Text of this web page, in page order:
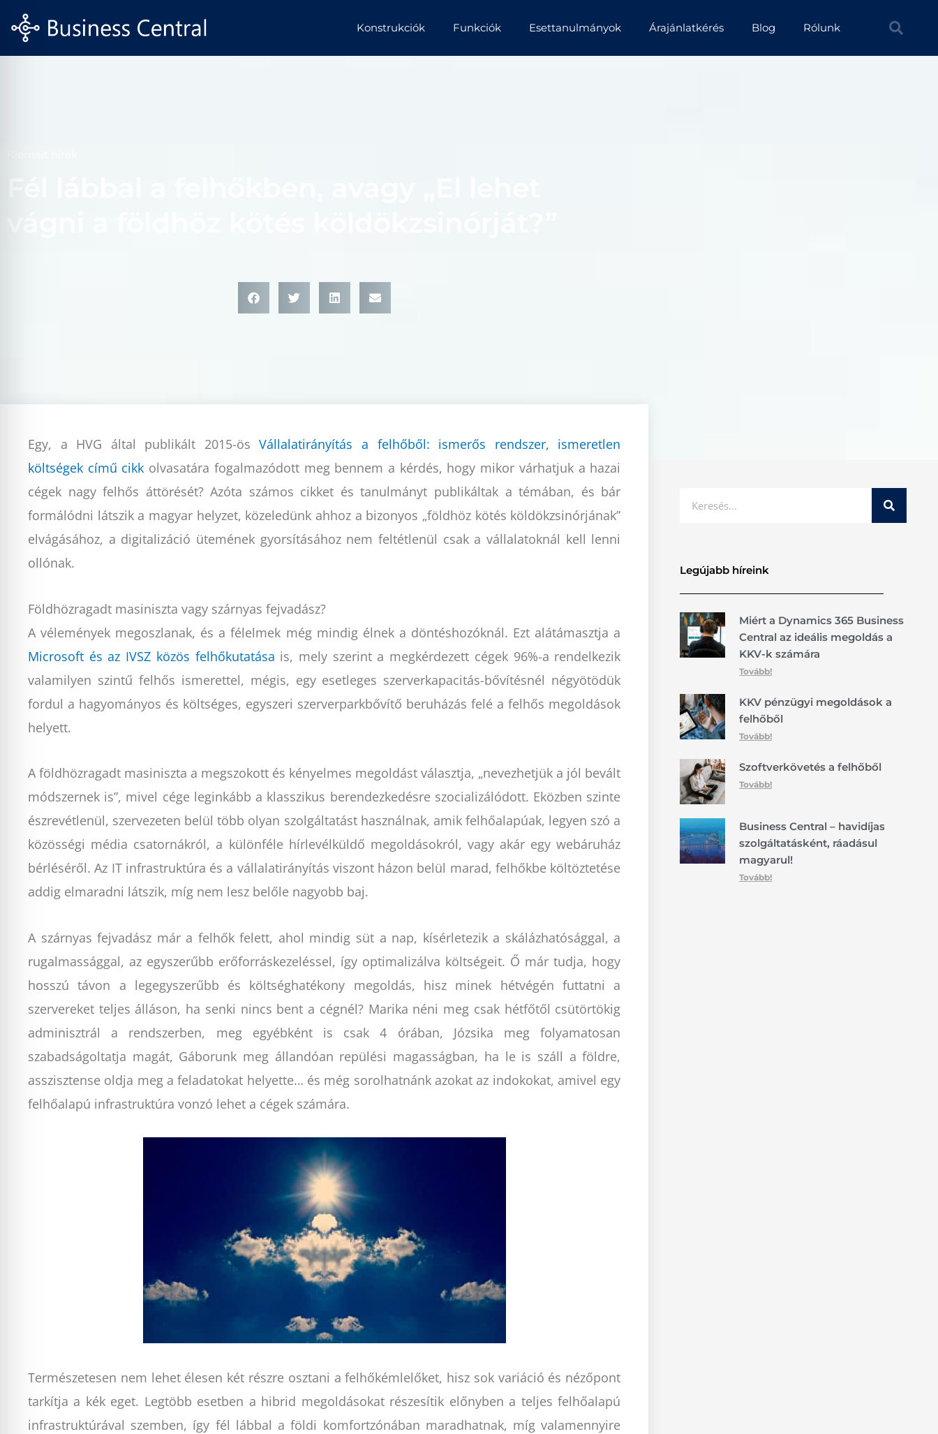
Konstrukciók Funkciók Esettanulmányok Árajánlatkérés Blog Rólunk
Egy, a HVG által publikált 2015-ösVállalatirányítás a felhőből: ismerős rendszer, ismeretlen
költségek című cikk olvasatára fogalmazódott meg bennem a kérdés, hogy mikor várhatjuk a hazai
cégek nagy felhős áttörését? Azóta számos cikket és tanulmányt publikáltak a témában, és bár
formálódni látszik a magyar helyzet, közeledünk ahhoz a bizonyos „földhöz kötés köldökzsinórjának”
elvágásához, a digitalizáció ütemének gyorsításához nem feltétlenül csak a vállalatoknál kell lenni
ollónak.
Földhözragadt masiniszta vagy szárnyas fejvadász?
A vélemények megoszlanak, és a félelmek még mindig élnek a döntéshozóknál. Ezt alátámasztja a
Microsoft és az IVSZ közös felhőkutatása is, mely szerint a megkérdezett cégek 96%-a rendelkezik
valamilyen szintű felhős ismerettel, mégis, egy esetleges szerverkapacitás-bővítésnél négyötödük
fordul a hagyományos és költséges, egyszeri szerverparkbővítő beruházás felé a felhős megoldások
helyett.
A földhözragadt masiniszta a megszokott és kényelmes megoldást választja, „nevezhetjük a jól bevált
módszernek is”, mivel cége leginkább a klasszikus berendezkedésre szocializálódott. Eközben szinte
észrevétlenül, szervezeten belül több olyan szolgáltatást használnak, amik felhőalapúak, legyen szó a
közösségi média csatornákról, a különféle hírlevélküldő megoldásokról, vagy akár egy webáruház
bérléséről. Az IT infrastruktúra és a vállalatirányítás viszont házon belül marad, felhőkbe költöztetése
addig elmaradni látszik, míg nem lesz belőle nagyobb baj.
A szárnyas fejvadász már a felhők felett, ahol mindig süt a nap, kísérletezik a skálázhatósággal, a
rugalmassággal, az egyszerűbb erőforráskezeléssel, így optimalizálva költségeit. Ő már tudja, hogy
hosszú távon a legegyszerűbb és költséghatékony megoldás, hisz minek hétvégén futtatni a
szervereket teljes álláson, ha senki nincs bent a cégnél? Marika néni meg csak hétfőtől csütörtökig
adminisztrál a rendszerben, meg egyébként is csak 4 órában, Józsika meg folyamatosan
szabadságoltatja magát, Gáborunk meg állandóan repülési magasságban, ha le is száll a földre,
asszisztense oldja meg a feladatokat helyette… és még sorolhatnánk azokat az indokokat, amivel egy
felhőalapú infrastruktúra vonzó lehet a cégek számára.
Természetesen nem lehet élesen két részre osztani a felhőkémlelőket, hisz sok variáció és nézőpont
tarkítja a kék eget. Legtöbb esetben a hibrid megoldásokat részesítik előnyben a teljes felhőalapú
infrastruktúrával szemben, így fél lábbal a földi komfortzónában maradhatnak, míg valamennyire
Legújabb híreink
Miért a Dynamics 365 Business
Central az ideális megoldás a
KKV-k számára
Tovább!
KKV pénzügyi megoldások a
felhőből
Tovább!
Szoftverkövetés a felhőből
Tovább!
Business Central – havidíjas
szolgáltatásként, ráadásul
magyarul!
Tovább!